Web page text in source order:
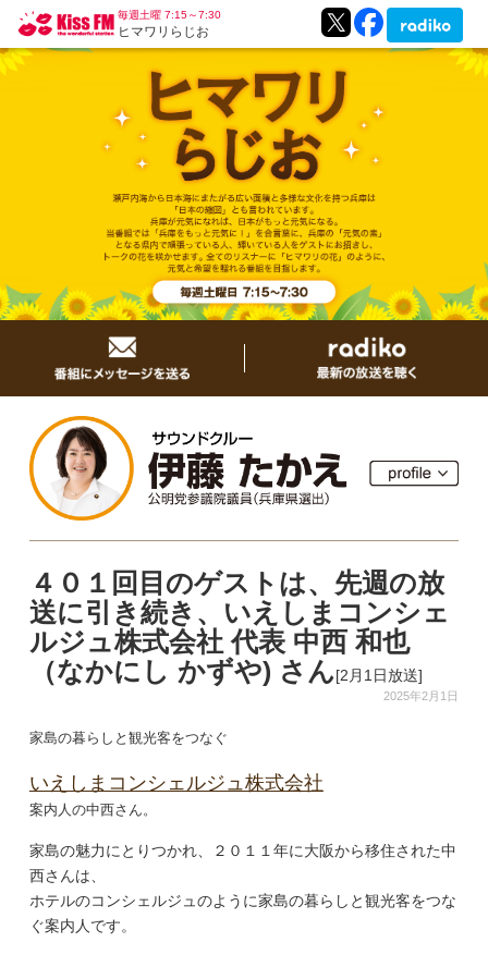
毎週土曜 7:15～7:30
ヒマワリらじお
４０１回目のゲストは、先週の放
送に引き続き、いえしまコンシェ
ルジュ株式会社 代表 中西 和也
（なかにし かずや) さん[2月1日放送]
2025年2月1日
家島の暮らしと観光客をつなぐ
いえしまコンシェルジュ株式会社
案内人の中西さん。
家島の魅力にとりつかれ、２０１１年に大阪から移住された中
西さんは、
ホテルのコンシェルジュのように家島の暮らしと観光客をつな
ぐ案内人です。